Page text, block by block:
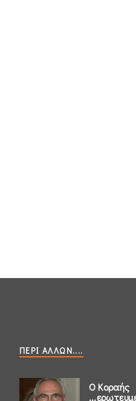
ΠΕΡΊ ΆΛΛΩΝ....
Ο Κοραής